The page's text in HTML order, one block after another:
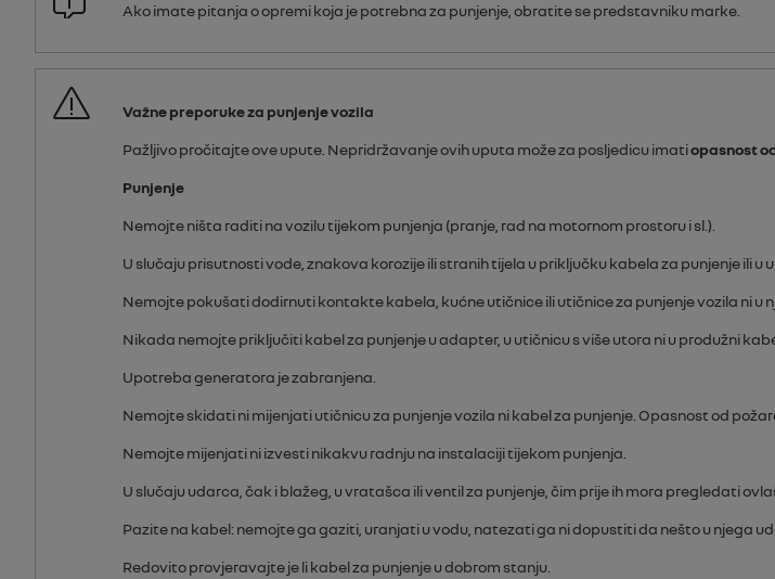
Ako imate pitanja o opremi koja je potrebna za punjenje, obratite se predstavniku marke.
Važne preporuke za punjenje vozila
Pažljivo pročitajte ove upute. Nepridržavanje ovih uputa može za posljedicu imatiopasnost
Punjenje
Nemojte ništa raditi na vozilu tijekom punjenja (pranje, rad na motornom prostoru i sl.).
U slučaju prisutnosti vode, znakova korozije ili stranih tijela u priključku kabela za punjenje ili
Nemojte pokušati dodirnuti kontakte kabela, kućne utičnice ili utičnice za punjenje vozila ni u
Nikada nemojte priključiti kabel za punjenje u adapter, u utičnicu s više utora ni u produžni
Upotreba generatora je zabranjena.
Nemojte skidati ni mijenjati utičnicu za punjenje vozila ni kabel za punjenje. Opasnost od
Nemojte mijenjati ni izvesti nikakvu radnju na instalaciji tijekom punjenja.
U slučaju udarca, čak i blažeg, u vratašca ili ventil za punjenje, čim prije ih mora pregledati
Pazite na kabel: nemojte ga gaziti, uranjati u vodu, natezati ga ni dopustiti da nešto u njega
Redovito provjeravajte je li kabel za punjenje u dobrom stanju.